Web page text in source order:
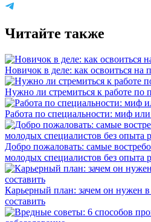
Читайте также
Новичок в деле: как освоиться на
Нужно ли стремиться к работе по
Работа по специальности: миф или
Добро пожаловать: самые
молодых специалистов без опыта
Карьерный план: зачем он нужен в
составить